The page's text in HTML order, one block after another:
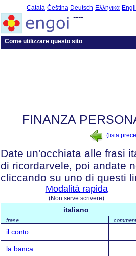
Català Čeština Deutsch Ελληνικά
----
Come utilizzare questo sito
FINANZA
(lista
Date un'occhiata alle frasi
di ricordarvele, poi andate
cliccando su uno di questi
Modalità rapida
(Non serve scrivere)
italiano
frase
il conto
la banca